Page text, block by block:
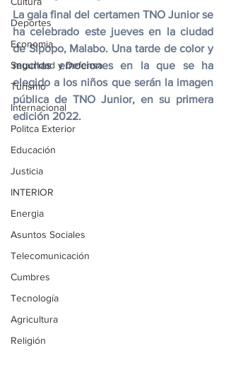
Deportes
Economia
Seguridad y Defensa
Turismo
Internacional
Politca Exterior
Educación
Justicia
INTERIOR
Energia
Asuntos Sociales
Telecomunicación
Cumbres
Tecnología
Agricultura
Religión
La gala final del certamen TNO Junior se
ha celebrado este jueves en la ciudad
de Sipopo, Malabo. Una tarde de color y
muchas emociones en la que se ha
elegido a los niños que serán la imagen
pública de TNO Junior, en su primera
edición 2022.